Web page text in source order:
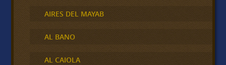
AIRES DEL MAYAB
AL BANO
AL CAIOLA